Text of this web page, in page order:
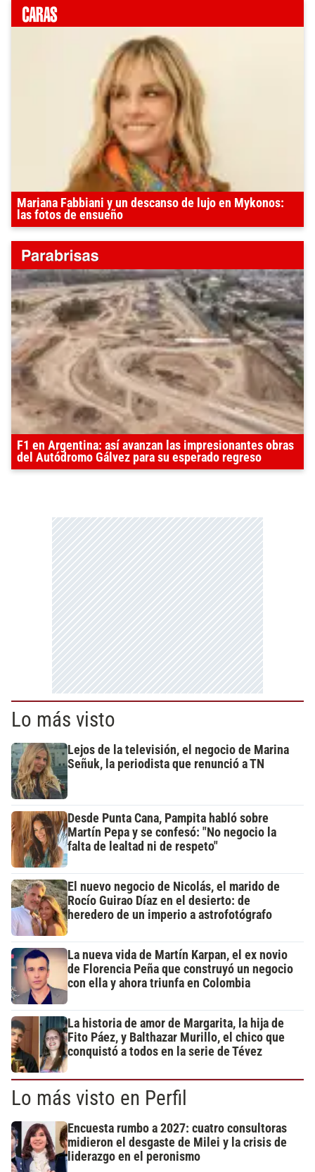
Mariana Fabbiani y un descanso de lujo en Mykonos:
las fotos de ensueño
F1 en Argentina: así avanzan las impresionantes obras
del Autódromo Gálvez para su esperado regreso
Lo más visto
Lejos de la televisión, el negocio de Marina
Señuk, la periodista que renunció a TN
Desde Punta Cana, Pampita habló sobre
Martín Pepa y se confesó: "No negocio la
falta de lealtad ni de respeto"
El nuevo negocio de Nicolás, el marido de
Rocío Guirao Díaz en el desierto: de
heredero de un imperio a astrofotógrafo
La nueva vida de Martín Karpan, el ex novio
de Florencia Peña que construyó un negocio
con ella y ahora triunfa en Colombia
La historia de amor de Margarita, la hija de
Fito Páez, y Balthazar Murillo, el chico que
conquistó a todos en la serie de Tévez
Lo más visto en Perfil
Encuesta rumbo a 2027: cuatro consultoras
midieron el desgaste de Milei y la crisis de
liderazgo en el peronismo